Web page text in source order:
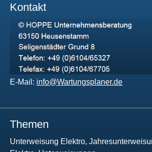
Kontakt
E-Mail: info@Wartungsplaner.de
Themen
Unterweisung Elektro,